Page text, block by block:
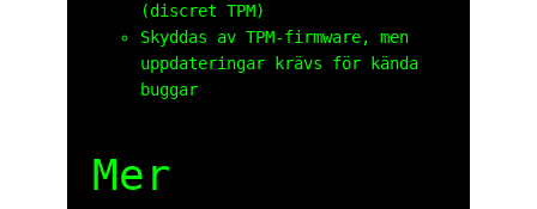
(discret TPM)
Skyddas av TPM-firmware, men
uppdateringar krävs för kända
buggar
Mer